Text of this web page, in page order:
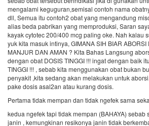
mengalami keguguran,semisal contoh nama
dll, Semua itu contoh2 obat yang mengandung
alias beda pabrikan yang memproduksi, Saran
kayak cytotec 200/400 mcg paling oke. Nah kalau
yuk kita masuk intinya, GIMANA SIH BIAR ABORSI
MANJUR DAN AMAN ? Kita Bahas Langsung
dengan obat DOSIS TINGGI !!! ingat dengan baik
TINGGI !!! , sebab kita menggunakan obat bukan
penyakit ,kita sedang akan melakukan untuk
pake dosis asal2an atau kurang dosis.
Pertama tidak mempan dan tidak ngefek sama
kedua ngefek tapi tidak mempan (BAHAYA) sebab
janin , kemungkinan resikonya janin tidak